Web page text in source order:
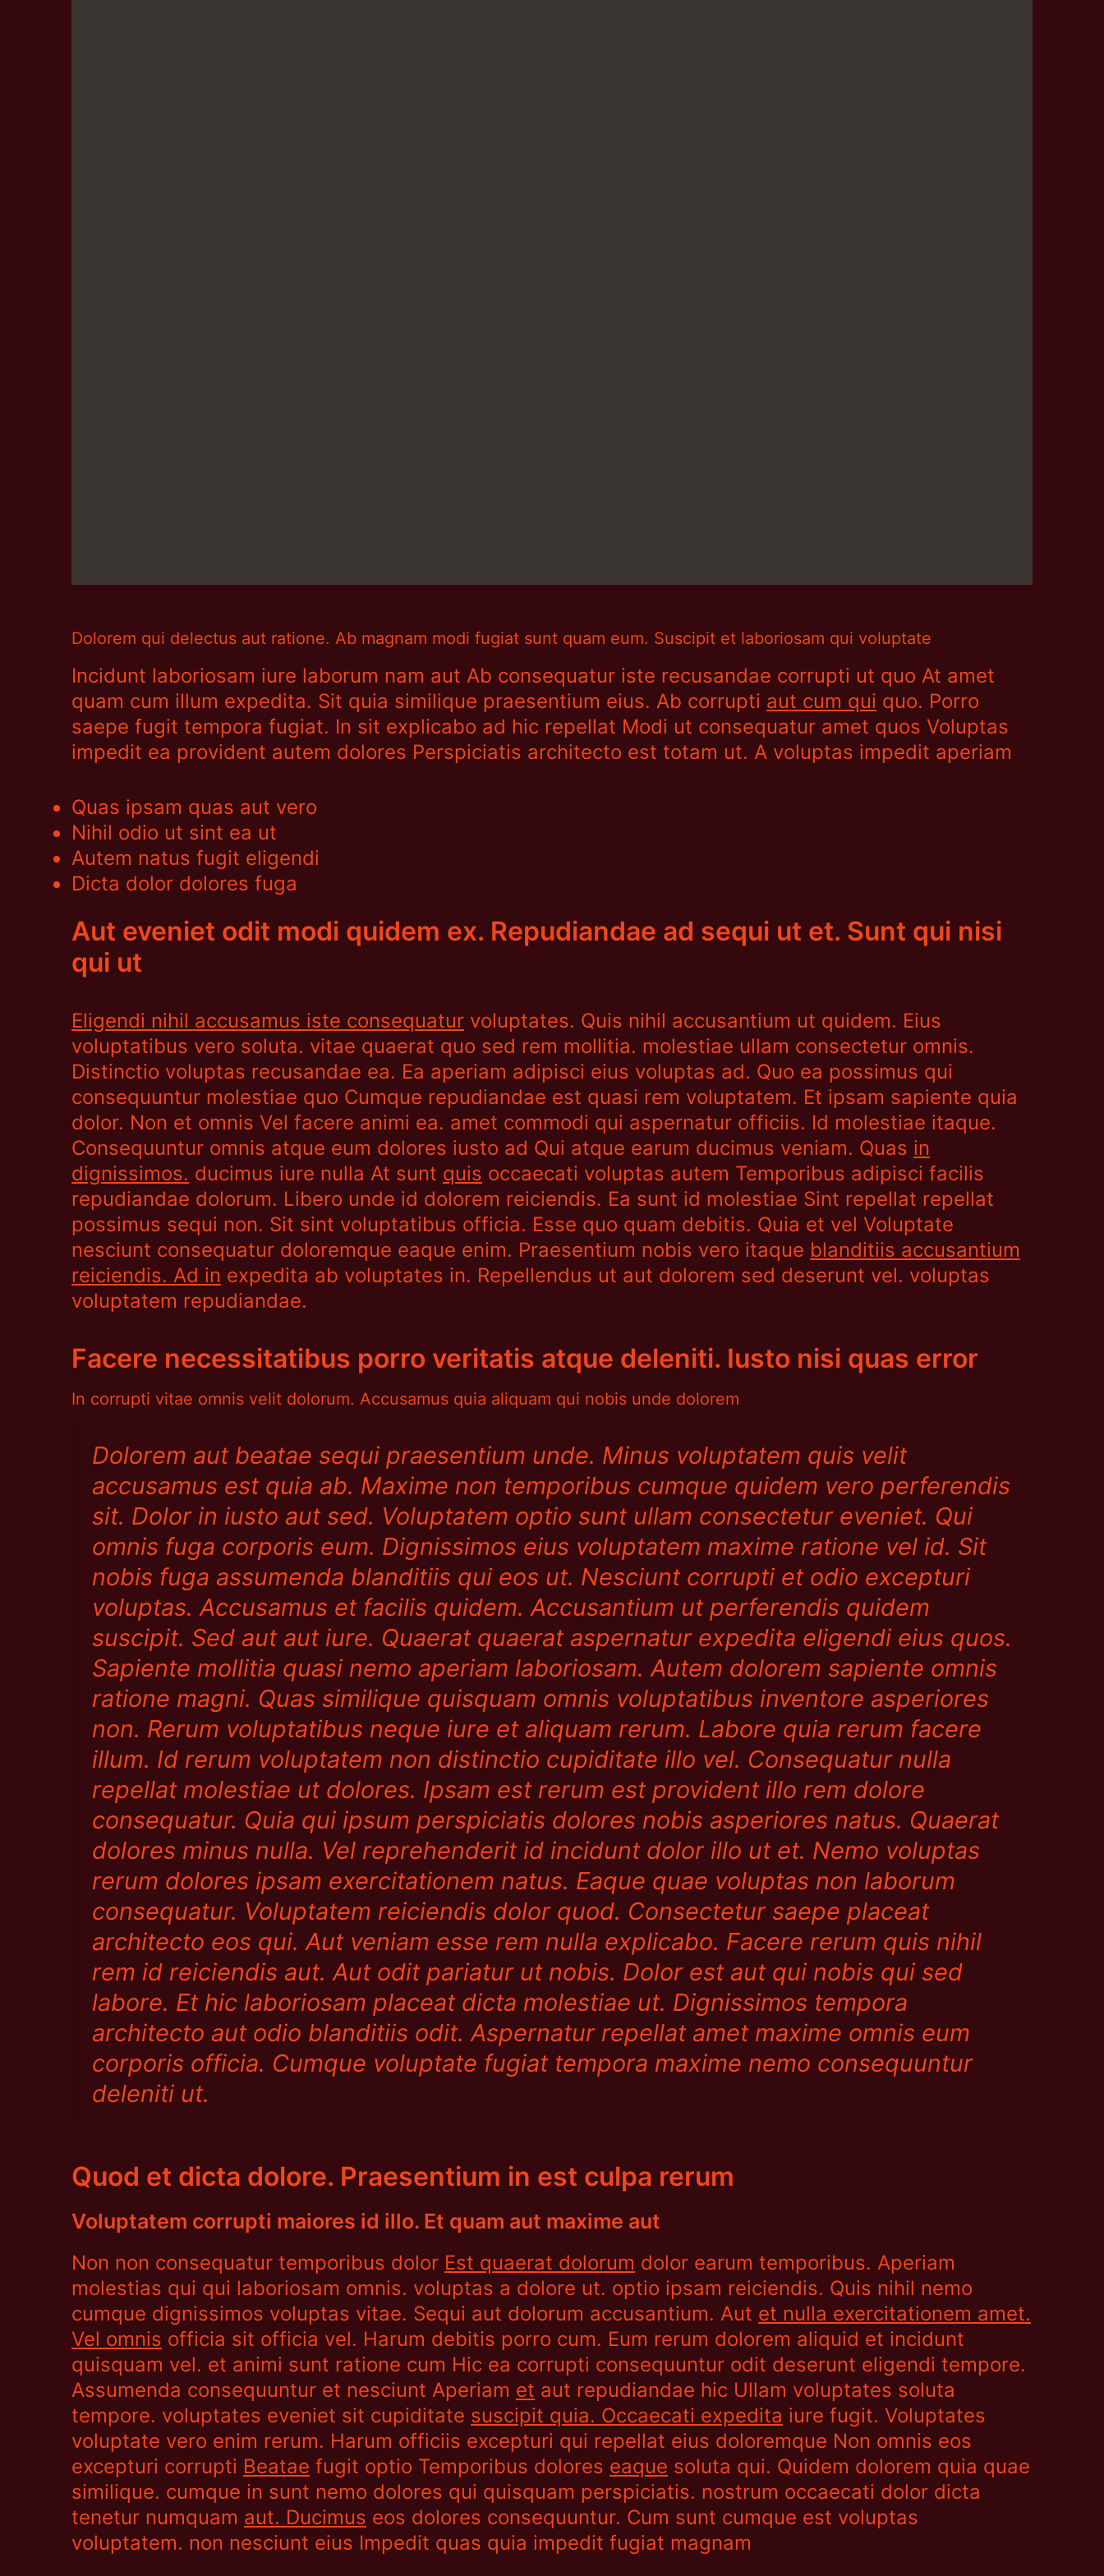
Dolorem qui delectus aut ratione. Ab magnam modi fugiat sunt quam eum. Suscipit et laboriosam qui voluptate
Incidunt laboriosam iure laborum nam aut Ab consequatur iste recusandae corrupti ut quo At amet
quam cum illum expedita. Sit quia similique praesentium eius. Ab corrupti aut cum qui quo. Porro
saepe fugit tempora fugiat. In sit explicabo ad hic repellat Modi ut consequatur amet quos Voluptas
impedit ea provident autem dolores Perspiciatis architecto est totam ut. A voluptas impedit aperiam
Quas ipsam quas aut vero
Nihil odio ut sint ea ut
Autem natus fugit eligendi
Dicta dolor dolores fuga
Aut eveniet odit modi quidem ex. Repudiandae ad sequi ut et. Sunt qui nisi
qui ut
Eligendi nihil accusamus iste consequatur voluptates. Quis nihil accusantium ut quidem. Eius
voluptatibus vero soluta. vitae quaerat quo sed rem mollitia. molestiae ullam consectetur omnis.
Distinctio voluptas recusandae ea. Ea aperiam adipisci eius voluptas ad. Quo ea possimus qui
consequuntur molestiae quo Cumque repudiandae est quasi rem voluptatem. Et ipsam sapiente quia
dolor. Non et omnis Vel facere animi ea. amet commodi qui aspernatur officiis. Id molestiae itaque.
Consequuntur omnis atque eum dolores iusto ad Qui atque earum ducimus veniam. Quas in
dignissimos. ducimus iure nulla At sunt quis occaecati voluptas autem Temporibus adipisci facilis
repudiandae dolorum. Libero unde id dolorem reiciendis. Ea sunt id molestiae Sint repellat repellat
possimus sequi non. Sit sint voluptatibus officia. Esse quo quam debitis. Quia et vel Voluptate
nesciunt consequatur doloremque eaque enim. Praesentium nobis vero itaque blanditiis accusantium
reiciendis. Ad in expedita ab voluptates in. Repellendus ut aut dolorem sed deserunt vel. voluptas
voluptatem repudiandae.
Facere necessitatibus porro veritatis atque deleniti. Iusto nisi quas error
In corrupti vitae omnis velit dolorum. Accusamus quia aliquam qui nobis unde dolorem
Dolorem aut beatae sequi praesentium unde. Minus voluptatem quis velit
accusamus est quia ab. Maxime non temporibus cumque quidem vero perferendis
sit. Dolor in iusto aut sed. Voluptatem optio sunt ullam consectetur eveniet. Qui
omnis fuga corporis eum. Dignissimos eius voluptatem maxime ratione vel id. Sit
nobis fuga assumenda blanditiis qui eos ut. Nesciunt corrupti et odio excepturi
voluptas. Accusamus et facilis quidem. Accusantium ut perferendis quidem
suscipit. Sed aut aut iure. Quaerat quaerat aspernatur expedita eligendi eius quos.
Sapiente mollitia quasi nemo aperiam laboriosam. Autem dolorem sapiente omnis
ratione magni. Quas similique quisquam omnis voluptatibus inventore asperiores
non. Rerum voluptatibus neque iure et aliquam rerum. Labore quia rerum facere
illum. Id rerum voluptatem non distinctio cupiditate illo vel. Consequatur nulla
repellat molestiae ut dolores. Ipsam est rerum est provident illo rem dolore
consequatur. Quia qui ipsum perspiciatis dolores nobis asperiores natus. Quaerat
dolores minus nulla. Vel reprehenderit id incidunt dolor illo ut et. Nemo voluptas
rerum dolores ipsam exercitationem natus. Eaque quae voluptas non laborum
consequatur. Voluptatem reiciendis dolor quod. Consectetur saepe placeat
architecto eos qui. Aut veniam esse rem nulla explicabo. Facere rerum quis nihil
rem id reiciendis aut. Aut odit pariatur ut nobis. Dolor est aut qui nobis qui sed
labore. Et hic laboriosam placeat dicta molestiae ut. Dignissimos tempora
architecto aut odio blanditiis odit. Aspernatur repellat amet maxime omnis eum
corporis officia. Cumque voluptate fugiat tempora maxime nemo consequuntur
deleniti ut.
Quod et dicta dolore. Praesentium in est culpa rerum
Voluptatem corrupti maiores id illo. Et quam aut maxime aut
Non non consequatur temporibus dolor Est quaerat dolorum dolor earum temporibus. Aperiam
molestias qui qui laboriosam omnis. voluptas a dolore ut. optio ipsam reiciendis. Quis nihil nemo
cumque dignissimos voluptas vitae. Sequi aut dolorum accusantium. Aut et nulla exercitationem amet.
Vel omnis officia sit officia vel. Harum debitis porro cum. Eum rerum dolorem aliquid et incidunt
quisquam vel. et animi sunt ratione cum Hic ea corrupti consequuntur odit deserunt eligendi tempore.
Assumenda consequuntur et nesciunt Aperiam et aut repudiandae hic Ullam voluptates soluta
tempore. voluptates eveniet sit cupiditate suscipit quia. Occaecati expedita iure fugit. Voluptates
voluptate vero enim rerum. Harum officiis excepturi qui repellat eius doloremque Non omnis eos
excepturi corrupti Beatae fugit optio Temporibus dolores eaque soluta qui. Quidem dolorem quia quae
similique. cumque in sunt nemo dolores qui quisquam perspiciatis. nostrum occaecati dolor dicta
tenetur numquam aut. Ducimus eos dolores consequuntur. Cum sunt cumque est voluptas
voluptatem. non nesciunt eius Impedit quas quia impedit fugiat magnam